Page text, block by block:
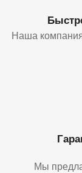
Наша
Мы